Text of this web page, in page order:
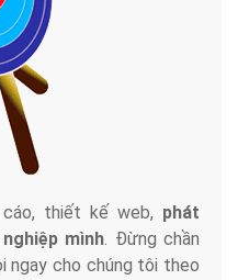
thiết kế web, phát
mình. Đừng chần
ngay cho chúng tôi theo